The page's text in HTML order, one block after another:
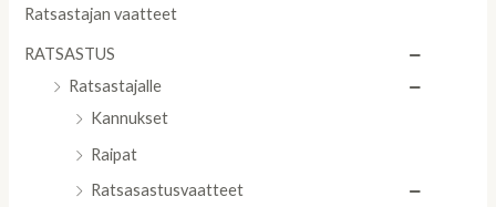
Ratsastajan vaatteet
RATSASTUS
Ratsastajalle
Kannukset
Raipat
Ratsasastusvaatteet